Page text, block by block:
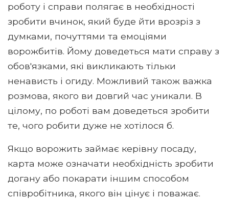
роботу і справи полягає в необхідності
зробити вчинок, який буде йти врозріз з
думками, почуттями та емоціями
ворожбитів. Йому доведеться мати справу з
обов'язками, які викликають тільки
ненависть і огиду. Можливий також важка
розмова, якого ви довгий час уникали. В
цілому, по роботі вам доведеться зробити
те, чого робити дуже не хотілося б.
Якщо ворожить займає керівну посаду,
карта може означати необхідність зробити
догану або покарати іншим способом
співробітника, якого він цінує і поважає.